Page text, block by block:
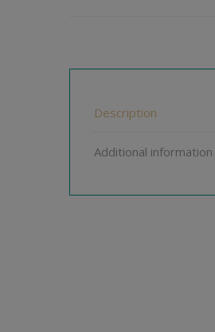
Description
Additional information